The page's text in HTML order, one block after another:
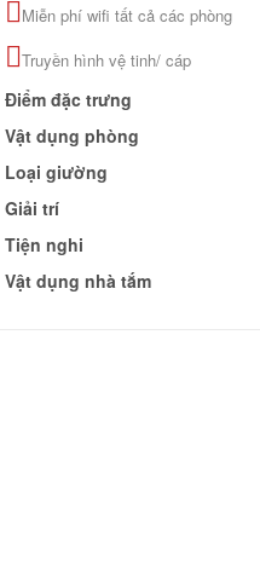
KHẢO
ĐẶT
500.000
Miễn phí wifi tất cả các phòng
Truyền hình vệ tinh/ cáp
Điểm đặc trưng
Vật dụng phòng
Loại giường
Giải trí
Tiện nghi
Vật dụng nhà tắm